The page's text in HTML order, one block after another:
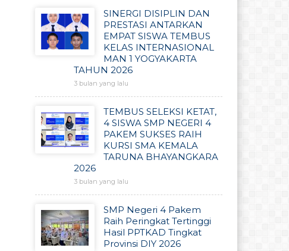
SINERGI DISIPLIN DAN
PRESTASI ANTARKAN
EMPAT SISWA TEMBUS
KELAS INTERNASIONAL
MAN 1 YOGYAKARTA
TAHUN 2026
3 bulan yang lalu
TEMBUS SELEKSI KETAT,
4 SISWA SMP NEGERI 4
PAKEM SUKSES RAIH
KURSI SMA KEMALA
TARUNA BHAYANGKARA
2026
3 bulan yang lalu
SMP Negeri 4 Pakem
Raih Peringkat Tertinggi
Hasil PPTKAD Tingkat
Provinsi DIY 2026